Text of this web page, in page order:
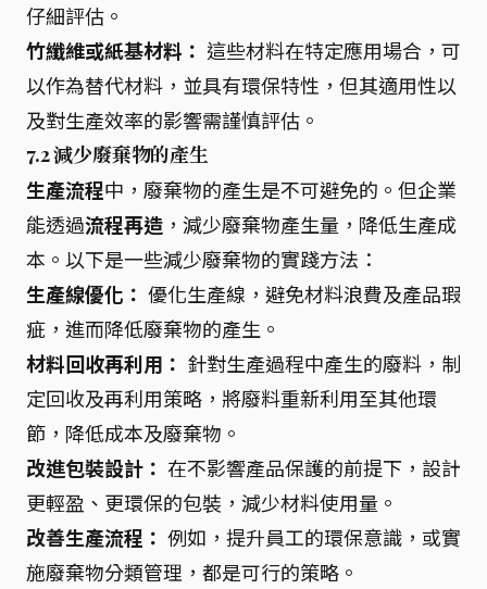
仔細評估。
竹纖維或紙基材料： 這些材料在特定應用場合，可
以作為替代材料，並具有環保特性，但其適用性以
及對生產效率的影響需謹慎評估。
7.2 減少廢棄物的產生
生產流程中，廢棄物的產生是不可避免的。但企業
能透過流程再造 ，減少廢棄物產生量，降低生產成
本。以下是一些減少廢棄物的實踐方法：
生產線優化： 優化生產線，避免材料浪費及產品瑕
疵，進而降低廢棄物的產生。
材料回收再利用： 針對生產過程中產生的廢料，制
定回收及再利用策略，將廢料重新利用至其他環
節，降低成本及廢棄物。
改進包裝設計： 在不影響產品保護的前提下，設計
更輕盈、更環保的包裝，減少材料使用量。
改善生產流程： 例如，提升員工的環保意識，或實
施廢棄物分類管理，都是可行的策略。